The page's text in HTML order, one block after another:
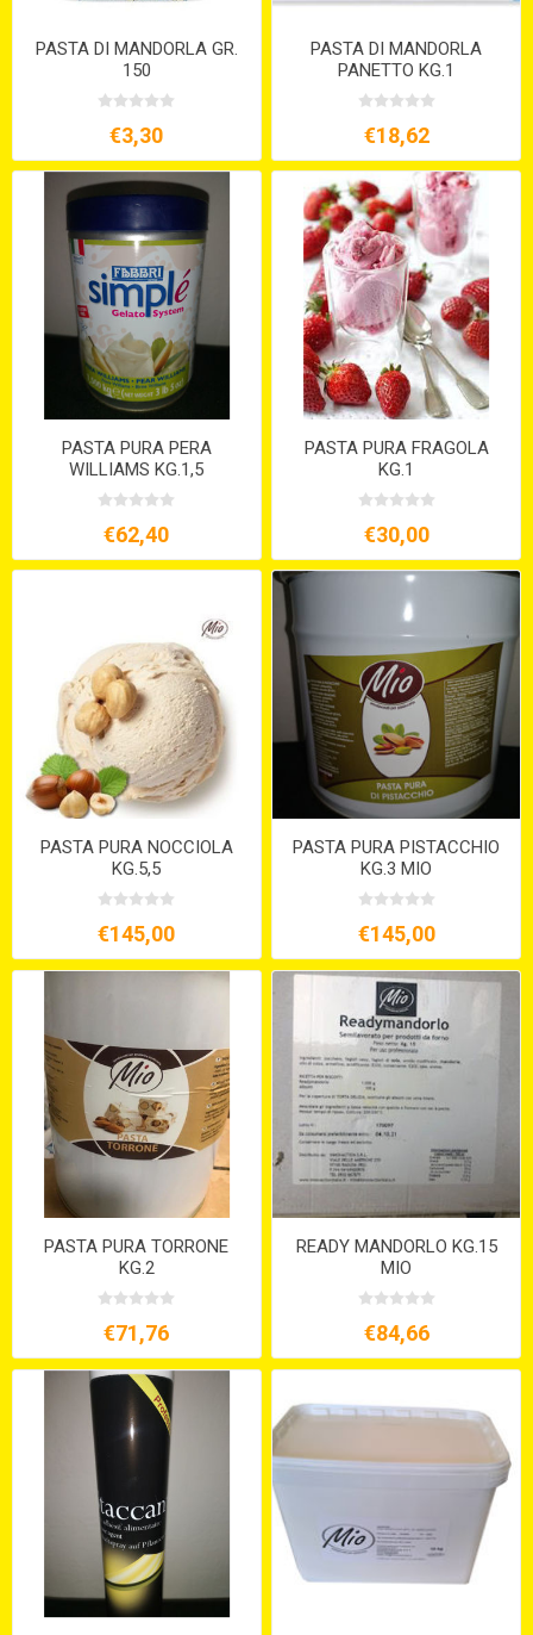
PASTA DI MANDORLA GR.
150
€3,30
PASTA DI MANDORLA
PANETTO KG.1
€18,62
PASTA PURA PERA
WILLIAMS KG.1,5
€62,40
PASTA PURA FRAGOLA
KG.1
€30,00
PASTA PURA NOCCIOLA
KG.5,5
€145,00
PASTA PURA PISTACCHIO
KG.3 MIO
€145,00
PASTA PURA TORRONE
KG.2
€71,76
READY MANDORLO KG.15
MIO
€84,66